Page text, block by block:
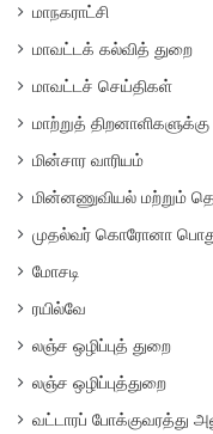
மாநகராட்சி
மாவட்டக் கல்வித் துறை
மாவட்டச் செய்திகள்
மாற்றுத் திறனாளிகளுக்கு
மின்சார வாரியம்
மின்னணுவியல் மற்றும்
முதல்வர் கொரோனா பொது
மோசடி
ரயில்வே
லஞ்ச ஒழிப்புத் துறை
லஞ்ச ஒழிப்புத்துறை
வட்டாரப் போக்குவரத்து